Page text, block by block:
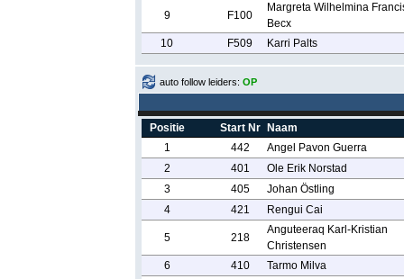
9 F100
Margreta Wilhelmina
Becx
10
F509 Karri Palts
auto follow leiders: OP
Positie Start Nr
Naam
1
442
Angel Pavon Guerra
2
401
Ole Erik Norstad
3
405
Johan Östling
4
421 Rengui Cai
5 218
Anguteeraq Karl-Kristian
Christensen
6
410
Tarmo Milva